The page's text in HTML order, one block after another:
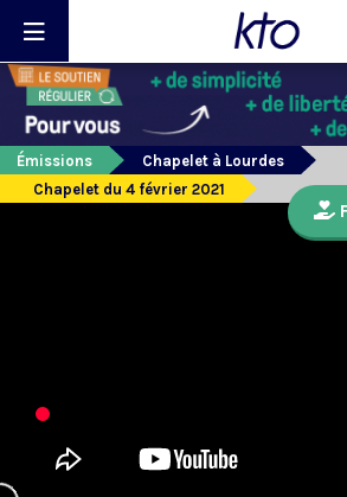
Émissions
Chapelet à Lourdes
Chapelet du 4 février 2021